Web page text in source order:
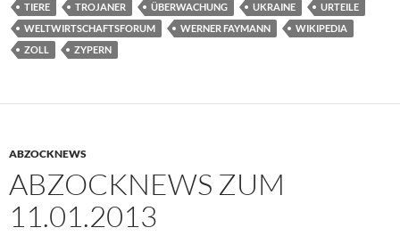
TIERE
TROJANER ÜBERWACHUNG UKRAINE
URTEILE
WELTWIRTSCHAFTSFORUM
WERNER FAYMANN
WIKIPEDIA
ZOLL
ZYPERN
ABZOCKNEWS
ABZOCKNEWS ZUM
11.01.2013